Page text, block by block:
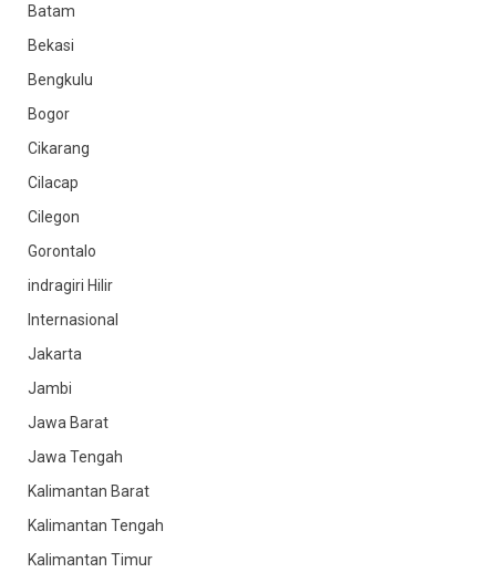
Batam
Bekasi
Bengkulu
Bogor
Cikarang
Cilacap
Cilegon
Gorontalo
indragiri Hilir
Internasional
Jakarta
Jambi
Jawa Barat
Jawa Tengah
Kalimantan Barat
Kalimantan Tengah
Kalimantan Timur